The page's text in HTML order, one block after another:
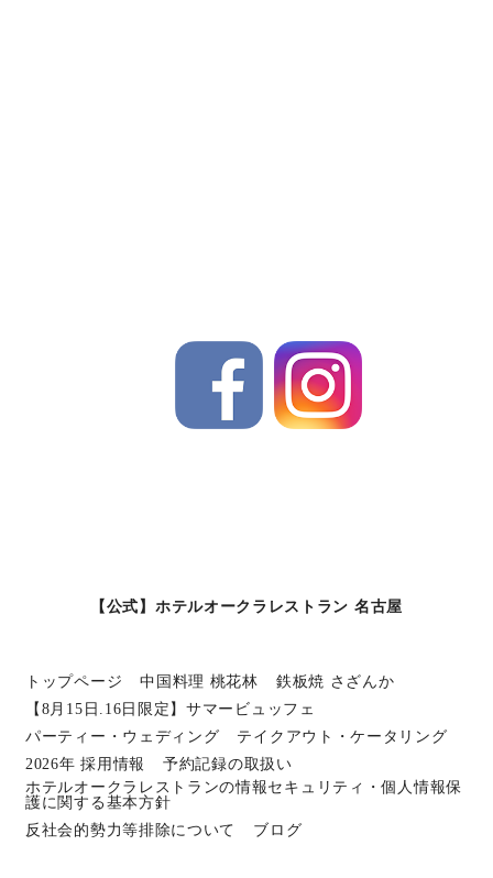
【公式】ホテルオークラレストラン 名古屋
トップページ 中国料理 桃花林
鉄板焼 さざんか
【8月15日.16日限定】サマービュッフェ
パーティー・ウェディング
テイクアウト・ケータリング
2026年 採用情報
予約記録の取扱い
ホテルオークラレストランの情報セキュリティ・個人情報保
護に関する基本方針
反社会的勢力等排除について
ブログ